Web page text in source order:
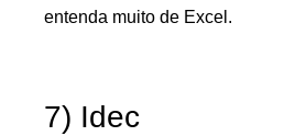
entenda muito de Excel.
7) Idec